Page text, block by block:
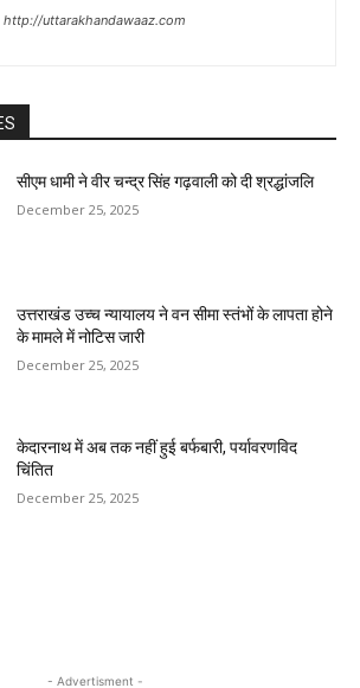
http://uttarakhandawaaz.com
सीएम धामी ने वीर चन्द्र सिंह गढ़वाली को दी श्रद्धांजलि
December 25, 2025
उत्तराखंड उच्च न्यायालय ने वन सीमा स्तंभों के लापता होने
के मामले में नोटिस जारी
December 25, 2025
केदारनाथ में अब तक नहीं हुई बर्फबारी, पर्यावरणविद
चिंतित
December 25, 2025
- Advertisment -